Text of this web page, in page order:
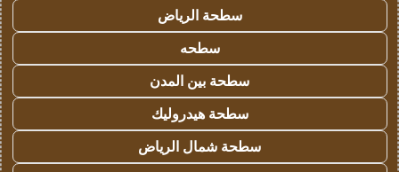
سطحة الرياض
سطحه
سطحة بين المدن
سطحة هيدروليك
سطحة شمال الرياض